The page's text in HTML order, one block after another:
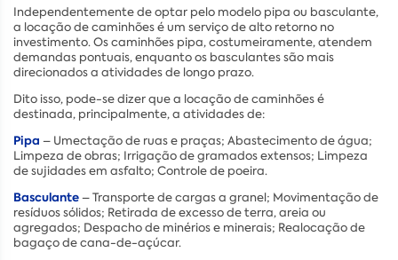
Independentemente de optar pelo modelo pipa ou basculante,
a locação de caminhões é um serviço de alto retorno no
investimento. Os caminhões pipa, costumeiramente, atendem
demandas pontuais, enquanto os basculantes são mais
direcionados a atividades de longo prazo.
Dito isso, pode-se dizer que a locação de caminhões é
destinada, principalmente, a atividades de:
Pipa – Umectação de ruas e praças; Abastecimento de água;
Limpeza de obras; Irrigação de gramados extensos; Limpeza
de sujidades em asfalto; Controle de poeira.
Basculante– Transporte de cargas a granel; Movimentação de
resíduos sólidos; Retirada de excesso de terra, areia ou
agregados; Despacho de minérios e minerais; Realocação de
bagaço de cana-de-açúcar.